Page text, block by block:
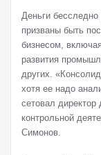
Деньги бесследно
призваны быть
бизнесом,
развития
других.
хотя ее надо
сетовал директор
контрольной
Симонов.